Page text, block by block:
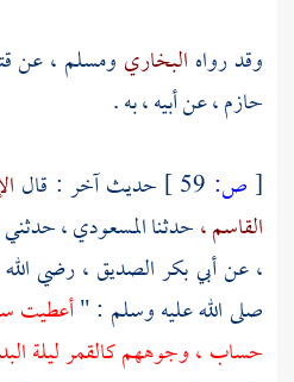
وقد رواه البخاري ومسلم ،عن
حازم ،عن أبيه ، به .
[ص: حديث آخر : قال
القاسم ،حدثناالمسعودي ،حدثني
، عنأبي بكر الصديق ،رضي
صلى الله عليه وسلم : "أعطيت
حساب ، وجوههم كالقمر ليلة